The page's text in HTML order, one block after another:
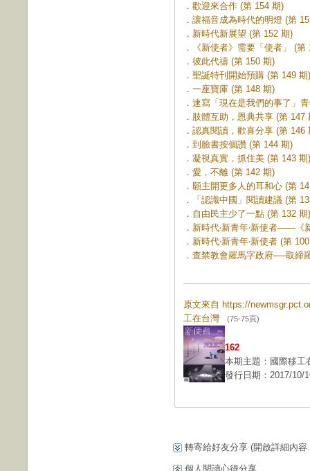
． 歡迎來合作 (第 154 期)
． 讓福音成為時代的明燈 (第
． 新時代新展望 (第 152 期)
．
《新使者》需要「使者」 (第
． 彼此代禱 (第 150 期)
． 聖誕特刊開始預購 (第 149 期)
． 一座寶庫 (第 148 期)
． 速寫「現在是我們的事了」
． 肢體互助，恩典共享 (第 147
． 認真閱讀，歡喜分享 (第 146
． 到臉書按個讚 (第 144 期)
． 凝視真實，抓住美 (第 143 期)
． 愛，不離 (第 142 期)
． 願主開更多人的耳和心 (第
．
「認識中國」閱讀建議 (第
． 自由民主少了一點 (第 132 期)
． 新時代‧新青年‧新使者——《
． 新時代‧新青年‧新使者 (第
． 查禁教會羅馬字政府──取締
原文來自 https://
工在台灣 (75-75頁)
162
本期主題：國際移工
發行日期：2017/10/
轉寄給好友分享 (開啟詳細內容
個人閱讀心得分享